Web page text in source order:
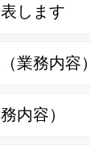
します
業務内容）
内容）